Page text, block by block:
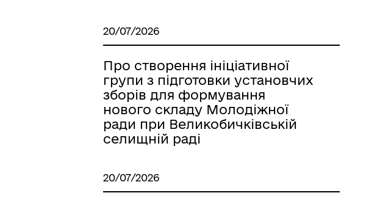
20/07/2026
Про створення ініціативної
групи з підготовки установчих
зборів для формування
нового складу Молодіжної
ради при Великобичківській
селищній раді
20/07/2026